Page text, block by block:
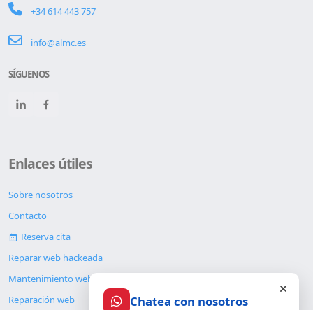
+34 614 443 757
info@almc.es
SÍGUENOS
Enlaces útiles
Sobre nosotros
Contacto
Reserva cita
Reparar web hackeada
Mantenimiento web
Reparación web
Chatea con nosotros